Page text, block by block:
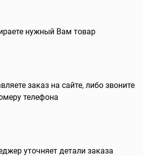
нужный Вам товар
заказ на сайте, либо звоните
телефона
уточняет детали заказа